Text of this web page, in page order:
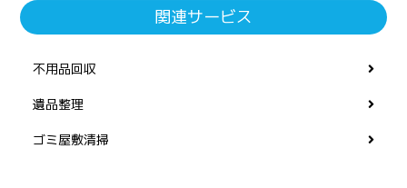
関連サービス
不用品回収
遺品整理
ゴミ屋敷清掃